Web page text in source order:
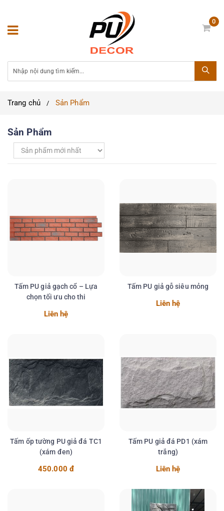
0
Trang chủ Sản Phẩm
Sản Phẩm
Tấm PU giả gạch cổ – Lựa
chọn tối ưu cho thi
Liên hệChi tiết
Tấm PU giả gỗ siêu mỏng
Liên hệ
Tấm ốp tường PU giả đá TC1
(xám đen)
450.000 đ
Chi tiết
Tấm PU giả đá PD1 (xám
trắng)
Liên hệChi tiết